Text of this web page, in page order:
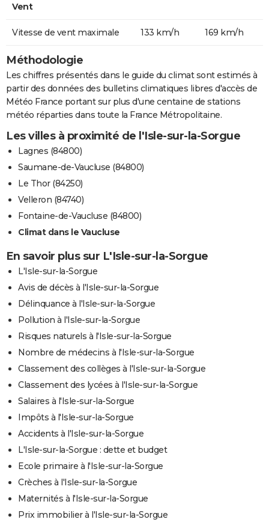
Vent
Vitesse de vent maximale 133 km/h 169 km/h
Méthodologie
Les chiffres présentés dans le guide du climat sont estimés à
partir des données des bulletins climatiques libres d'accès de
Météo France portant sur plus d'une centaine de stations
météo réparties dans toute la France Métropolitaine.
Les villes à proximité de l'Isle-sur-la-Sorgue
Lagnes (84800)
Saumane-de-Vaucluse (84800)
Le Thor (84250)
Velleron (84740)
Fontaine-de-Vaucluse (84800)
Climat dans le Vaucluse
En savoir plus sur L'Isle-sur-la-Sorgue
L'Isle-sur-la-Sorgue
Avis de décès à l'Isle-sur-la-Sorgue
Délinquance à l'Isle-sur-la-Sorgue
Pollution à l'Isle-sur-la-Sorgue
Risques naturels à l'Isle-sur-la-Sorgue
Nombre de médecins à l'Isle-sur-la-Sorgue
Classement des collèges à l'Isle-sur-la-Sorgue
Classement des lycées à l'Isle-sur-la-Sorgue
Salaires à l'Isle-sur-la-Sorgue
Impôts à l'Isle-sur-la-Sorgue
Accidents à l'Isle-sur-la-Sorgue
L'Isle-sur-la-Sorgue : dette et budget
Ecole primaire à l'Isle-sur-la-Sorgue
Crèches à l'Isle-sur-la-Sorgue
Maternités à l'Isle-sur-la-Sorgue
Prix immobilier à l'Isle-sur-la-Sorgue